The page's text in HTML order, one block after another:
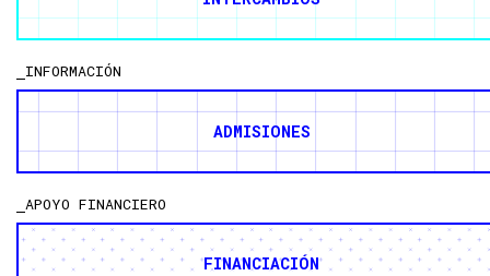
INFORMACIÓN
ADMISIONES
APOYO FINANCIERO
FINANCIACIÓN